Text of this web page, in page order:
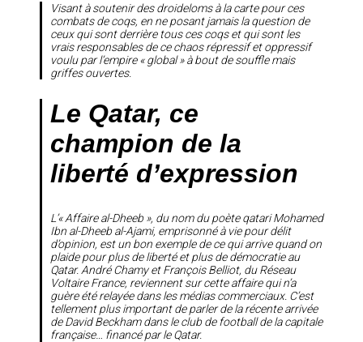
Visant à soutenir des droideloms à la carte pour ces
combats de coqs, en ne posant jamais la question de
ceux qui sont derrière tous ces coqs et qui sont les
vrais responsables de ce chaos répressif et oppressif
voulu par l’empire « global » à bout de souffle mais
griffes ouvertes.
Le Qatar, ce
champion de la
liberté d’expression
L’« Affaire al-Dheeb », du nom du poète qatari Mohamed
Ibn al-Dheeb al-Ajami, emprisonné à vie pour délit
d’opinion, est un bon exemple de ce qui arrive quand on
plaide pour plus de liberté et plus de démocratie au
Qatar. André Chamy et François Belliot, duRéseau
Voltaire France, reviennent sur cette affaire qui n’a
guère été relayée dans les médias commerciaux. C’est
tellement plus important de parler de la récente arrivée
de David Beckham dans le club de football de la capitale
française… financé par le Qatar.